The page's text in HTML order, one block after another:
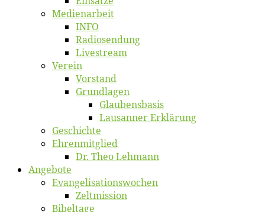
Me­di­en­ar­beit
INFO
Ra­dio­sen­dung
Live­stream
Ver­ein
Vor­stand
Grund­la­gen
Glaubens­ba­sis
Lausan­ner Erklärung
Ge­schich­te
Eh­ren­mit­glied
Dr. Theo Lehmann
An­ge­bo­te
Evangelisa­tions­wo­chen
Zelt­mis­si­on
Bi­bel­ta­ge